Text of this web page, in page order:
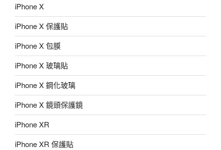
iPhone X
iPhone X 保護貼
iPhone X 包膜
iPhone X 玻璃貼
iPhone X 鋼化玻璃
iPhone X 鏡頭保護鏡
iPhone XR
iPhone XR 保護貼